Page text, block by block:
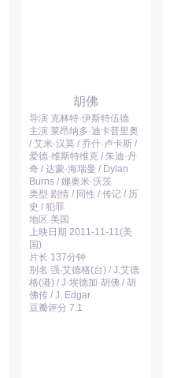
胡佛
导演 克林特·伊斯特伍德
主演 莱昂纳多·迪卡普里奥
/ 艾米·汉莫 / 乔什·卢卡斯 /
爱德·维斯特维克 / 朱迪·丹
奇 / 达蒙·海瑞曼 / Dylan
Burns / 娜奥米·沃茨
类型 剧情 / 同性 / 传记 / 历
史 / 犯罪
地区 美国
上映日期 2011-11-11(美
国)
片长 137分钟
别名 强‧艾德格(台) / J.艾德
格(港) / J·埃德加·胡佛 / 胡
佛传 / J. Edgar
豆瓣评分 7.1